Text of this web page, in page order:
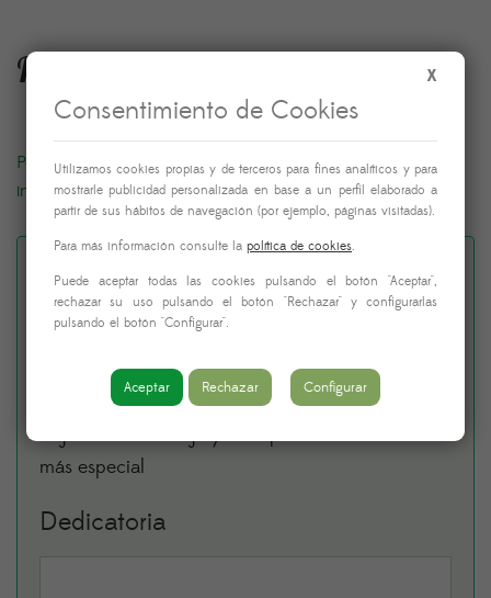
Fecha y hora de entrega
Podrás elegir la fecha y hora de entrega justo antes de
introducir los datos de pago
¿Quieres añadir una
dedicatoria al envío? (Por
favor, no uses emojis)
Adjunta un mensaje y haz que tu detalle sea aún
más especial
Dedicatoria
X
Consentimiento de Cookies
Utilizamos cookies propias y de terceros para fines analíticos y para
mostrarle publicidad personalizada en base a un perfil elaborado a
partir de sus hábitos de navegación (por ejemplo, páginas visitadas).
Para más información consulte la política de cookies.
Puede aceptar todas las cookies pulsando el botón "Aceptar",
rechazar su uso pulsando el botón "Rechazar" y configurarlas
pulsando el botón "Configurar".
Aceptar Rechazar Configurar